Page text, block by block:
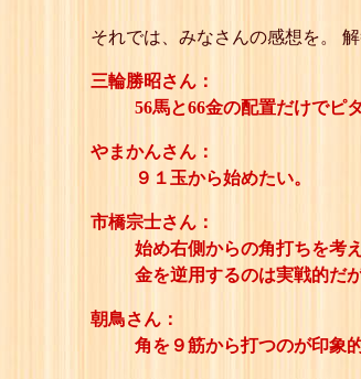
それでは、みなさんの感想を。 解
三輪勝昭さん：
56馬と66金の配置だけでピ
やまかんさん：
９１玉から始めたい。
市橋宗士さん：
始め右側からの角打ちを考
金を逆用するのは実戦的だ
朝鳥さん：
角を９筋から打つのが印象的